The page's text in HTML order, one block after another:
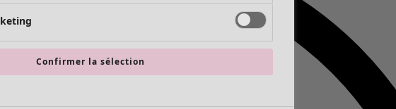
Confirmer la sélection